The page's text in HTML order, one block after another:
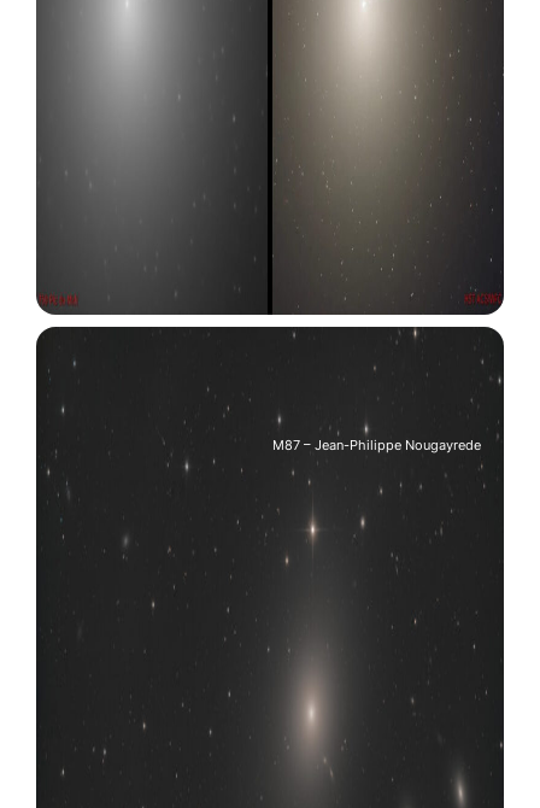
M87 – Jean-Philippe Nougayrede